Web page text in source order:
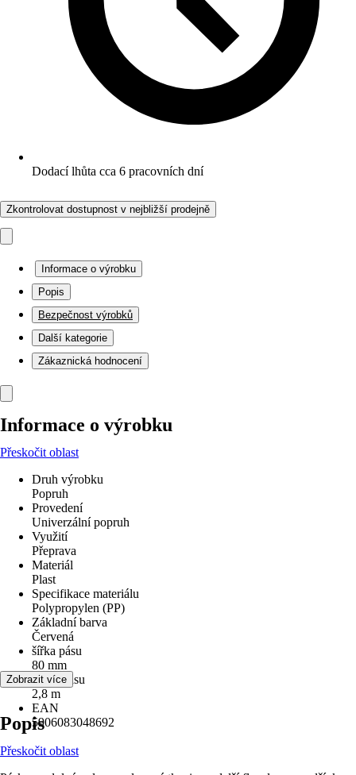
Dodací lhůta cca 6 pracovních dní
Zkontrolovat dostupnost v nejbližší prodejně
Informace o výrobku
Popis
Bezpečnost výrobků
Další kategorie
Zákaznická hodnocení
Informace o výrobku
Přeskočit oblast
Druh výrobku
Popruh
Provedení
Univerzální popruh
Využití
Přeprava
Materiál
Plast
Specifikace materiálu
Polypropylen (PP)
Základní barva
Červená
šířka pásu
80 mm
délka pásu
2,8 m
EAN
5906083048692
Zobrazit více
Popis
Přeskočit oblast